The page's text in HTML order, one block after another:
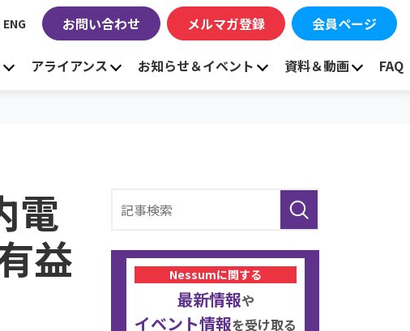
アライアンス お知らせ＆イベント 資料＆動画 FAQ
ENG お問い合わせ メルマガ登録 会員ページ
電
益
Nessumに関する
最新情報や
イベント情報を受け取る